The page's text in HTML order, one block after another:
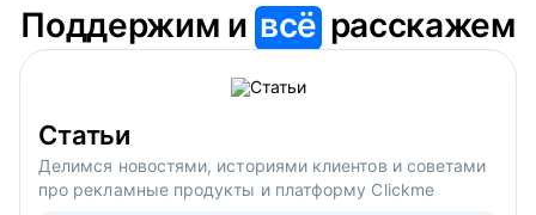
Поддержим ивсё расскажем
Статьи
Делимся новостями, историями клиентов и советами
про рекламные продукты и платформу Clickme